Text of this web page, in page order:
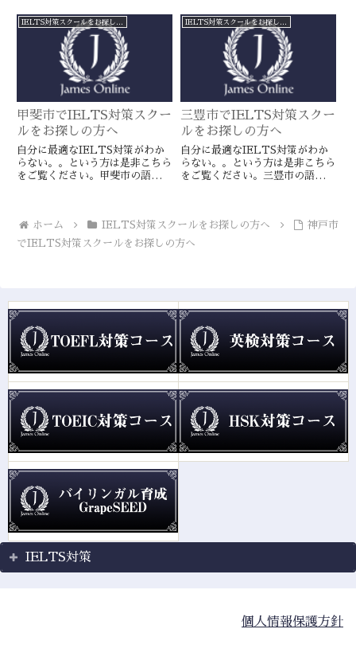
ラインのIELTS対策ならより確
実に目標達成が近づきます。海外
留学や移住をお考えの方や国内大
学受験を有利に進めたい方に是
ンラインのIELTS対策ならより
確実に目標達成が近づきます。海
外留学や移住をお考えの方や国内
大学受験を有利に進めたい方に是
IELTS対策スクールをお探しの方へ
甲斐市でIELTS対策スクー
ルをお探しの方へ
自分に最適なIELTS対策がわか
らない。。という方は是非こちら
をご覧ください。甲斐市の語学ス
留学や移住をお考えの方や国内大
学受験を有利に進めたい方に是
IELTS対策スクールをお探しの方へ
三豊市でIELTS対策スクー
ルをお探しの方へ
自分に最適なIELTS対策がわか
らない。。という方は是非こちら
をご覧ください。三豊市の語学ス
留学や移住をお考えの方や国内大
学受験を有利に進めたい方に是
ホーム IELTS対策スクールをお探しの方へ
神戸市
でIELTS対策スクールをお探しの方へ
IELTS対策
個人情報保護方針